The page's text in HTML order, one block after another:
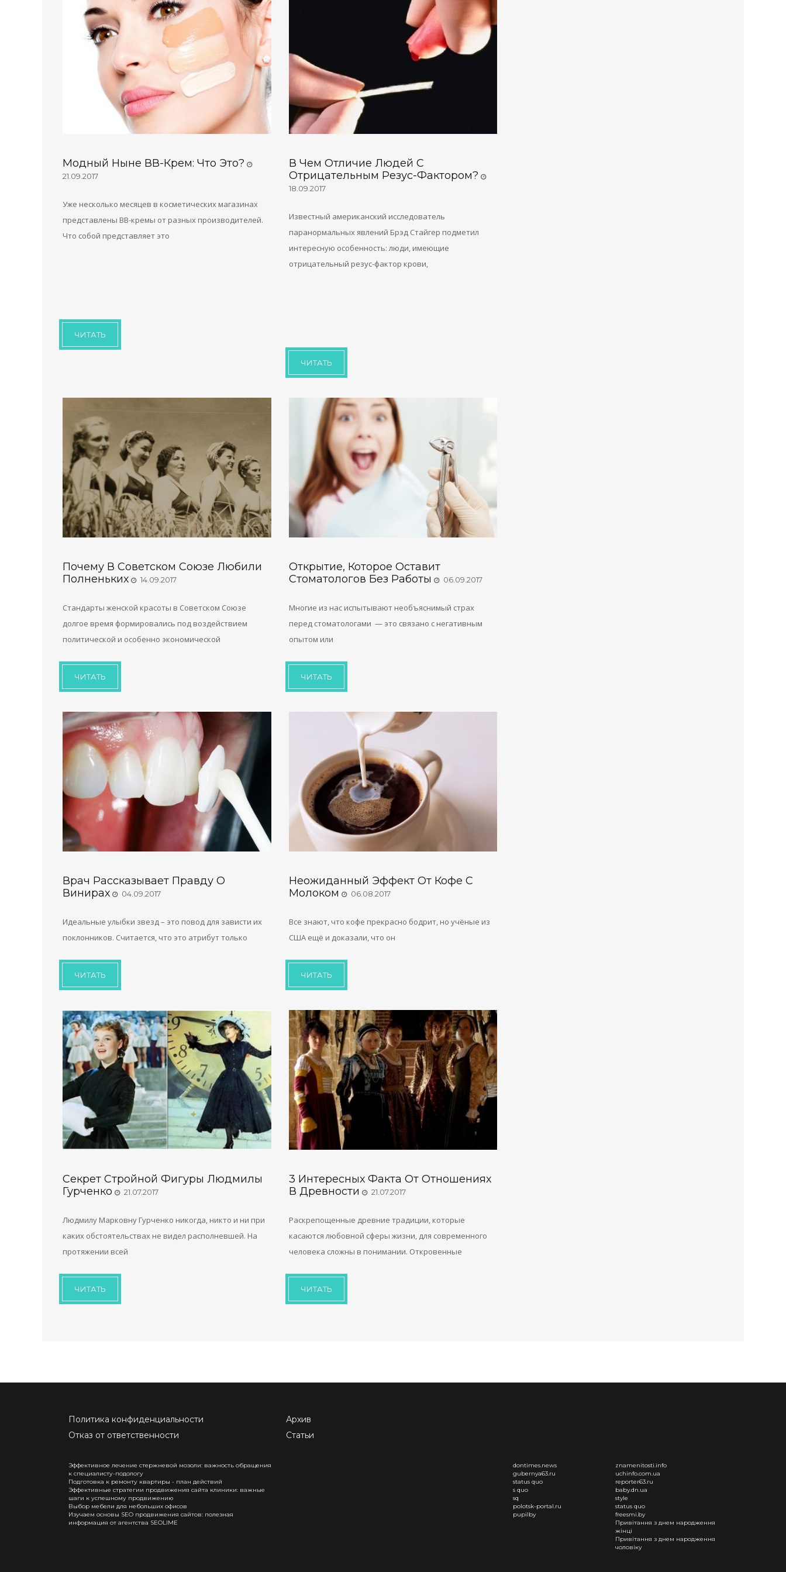
Модный Ныне ВВ-Крем: Что Это?
21.09.2017
Уже несколько месяцев в косметических магазинах
представлены ВВ-кремы от разных производителей.
Что собой представляет это
ЧИТАТЬ
В Чем Отличие Людей С
Отрицательным Резус-Фактором?
18.09.2017
Известный американский исследователь
паранормальных явлений Брэд Стайгер подметил
интересную особенность: люди, имеющие
отрицательный резус-фактор крови,
ЧИТАТЬ
Почему В Советском Союзе Любили
Полненьких
14.09.2017
Стандарты женской красоты в Советском Союзе
долгое время формировались под воздействием
политической и особенно экономической
ЧИТАТЬ
Открытие, Которое Оставит
Стоматологов Без Работы
06.09.2017
Многие из нас испытывают необъяснимый страх
перед стоматологами — это связано с негативным
опытом или
ЧИТАТЬ
Врач Рассказывает Правду О
Винирах
04.09.2017
Идеальные улыбки звезд – это повод для зависти их
поклонников. Считается, что это атрибут только
ЧИТАТЬ
Неожиданный Эффект От Кофе С
Молоком
06.08.2017
Все знают, что кофе прекрасно бодрит, но учёные из
США ещё и доказали, что он
ЧИТАТЬ
Секрет Стройной Фигуры Людмилы
Гурченко
21.07.2017
Людмилу Марковну Гурченко никогда, никто и ни при
каких обстоятельствах не видел располневшей. На
протяжении всей
ЧИТАТЬ
3 Интересных Факта От Отношениях
В Древности
21.07.2017
Раскрепощенные древние традиции, которые
касаются любовной сферы жизни, для современного
человека сложны в понимании. Откровенные
ЧИТАТЬ
Политика конфиденциальности
Отказ от ответственности
Архив
Статьи
Эффективное лечение стержневой мозоли: важность обращения
к специалисту-подологу
Подготовка к ремонту квартиры - план действий
Эффективные стратегии продвижения сайта клиники: важные
шаги к успешному продвижению
Выбор мебели для небольших офисов
Изучаем основы SEO продвижения сайтов: полезная
информация от агентства SEOLIME
dontimes.news
gubernya63.ru
status quo
s quo
sq
polotsk-portal.ru
pupilby
znamenitosti.info
uchinfo.com.ua
reporter63.ru
baby.dn.ua
style
status quo
freesmi.by
Привітання з днем народження
жінці
Привітання з днем народження
чоловіку